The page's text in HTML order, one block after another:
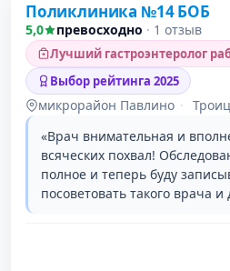
Поликлиника №14 БОБ
5,0 превосходно · 1 отзыв
Лучший гастроэнтеролог
Выбор рейтинга 2025
микрорайон Павлино ·
«Врач внимательная и
всяческих похвал!
полное и теперь буду
посоветовать такого врача и